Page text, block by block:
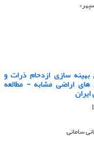
بهینه سازی ازدحام ذرات و
اراضی مشابه - مطالعه
سامانی